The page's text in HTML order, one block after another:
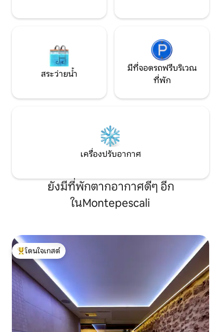
สระว่ายน้ำ
มีที่จอดรถฟรีบริเวณ
ที่พัก
เครื่องปรับอากาศ
ยังมีที่พักตากอากาศดีๆ อีก
ในMontepescali
โดนใจเกสต์ที่สุด
โดนใจเกสต์